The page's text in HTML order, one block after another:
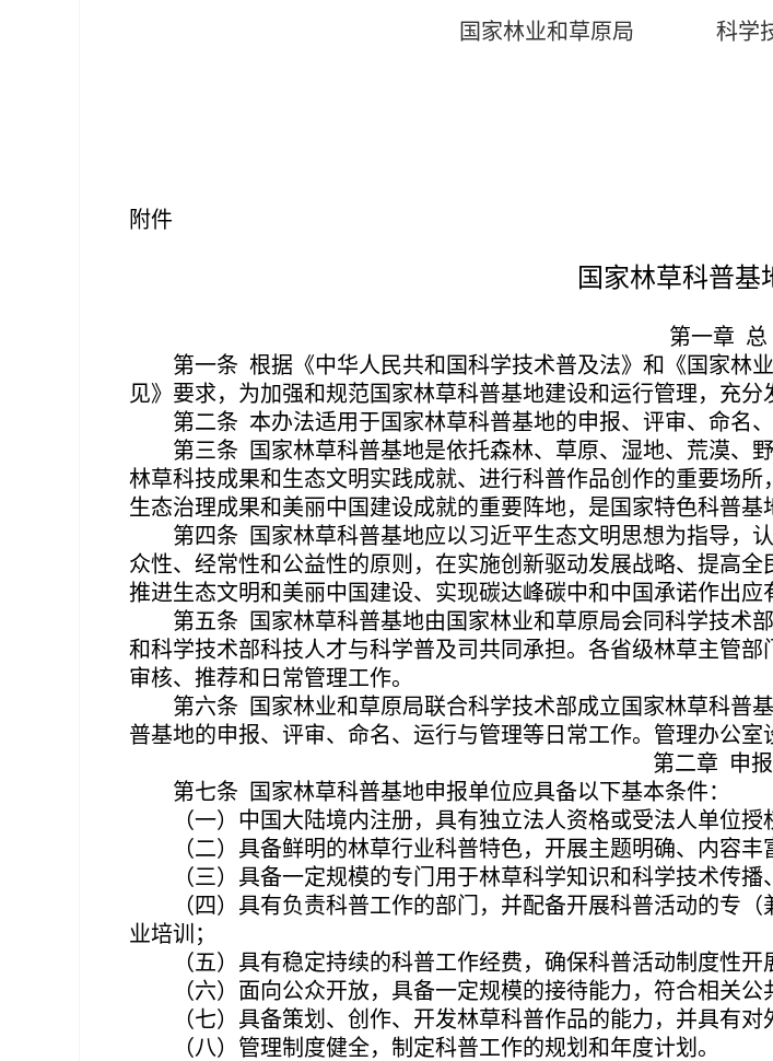
国家林业和草原局 科学技
附件
国家林草科普基
第一章 总
第一条 根据《中华人民共和国科学技术普及法》和《国家林
见》要求，为加强和规范国家林草科普基地建设和运行管理，充分
第二条 本办法适用于国家林草科普基地的申报、评审、命名
第三条
国家林草科普基地是依托森林、草原、湿地、荒漠、
林草科技成果和生态文明实践成就、进行科普作品创作的重要场
生态治理成果和美丽中国建设成就的重要阵地，是国家特色科普基
第四条
国家林草科普基地应以习近平生态文明思想为指导，
众性、经常性和公益性的原则，在实施创新驱动发展战略、提高
推进生态文明和美丽中国建设、实现碳达峰碳中和中国承诺作出应
第五条
国家林草科普基地由国家林业和草原局会同科学技术
和科学技术部科技人才与科学普及司共同承担。各省级林草主管
审核、推荐和日常管理工作。
第六条
国家林业和草原局联合科学技术部成立国家林草科普
普基地的申报、评审、命名、运行与管理等日常工作。管理办公室
第二章 申
第七条
国家林草科普基地申报单位应具备以下基本条件：
（一）中国大陆境内注册，具有独立法人资格或受法人单位授
（二）具备鲜明的林草行业科普特色，开展主题明确、内容
（三）具备一定规模的专门用于林草科学知识和科学技术传
（四）具有负责科普工作的部门，并配备开展科普活动的专
业培训；
（五）具有稳定持续的科普工作经费，确保科普活动制度性
（六）面向公众开放，具备一定规模的接待能力，符合相关
（七）具备策划、创作、开发林草科普作品的能力，并具有对
（八）管理制度健全，制定科普工作的规划和年度计划。